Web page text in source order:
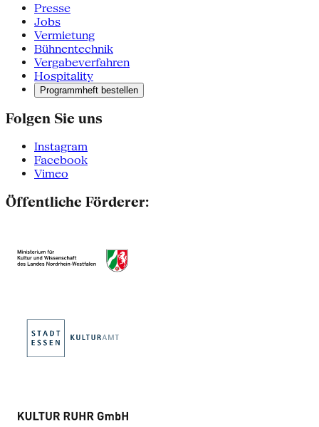
Presse
Jobs
Vermietung
Bühnentechnik
Vergabeverfahren
Hospitality
Programmheft bestellen
Folgen Sie uns
Instagram
Facebook
Vimeo
Öffentliche Förderer: